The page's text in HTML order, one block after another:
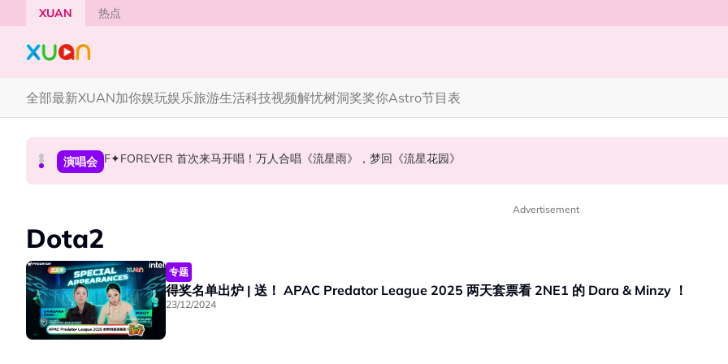
Skip to main content
XUAN 热点
全部最新XUAN加你娱玩娱乐旅游生活科技视频解忧树洞奖奖你Astro节目表
国际星闻 CORTIS MARTIN一开口就沦陷！深情演绎JANNABI歌曲获网友狂赞！
国际星闻 张员瑛频陷耍大牌争议！首度吐心声：真相终究会浮出水面！
演唱会 F✦FOREVER 首次来马开唱！万人合唱《流星雨》，梦回《流星花园》
Advertisement
Dota2
专题
得奖名单出炉 | 送！ APAC Predator League 2025 两天套票看 2NE1 的 Dara & Minzy ！
23/12/2024